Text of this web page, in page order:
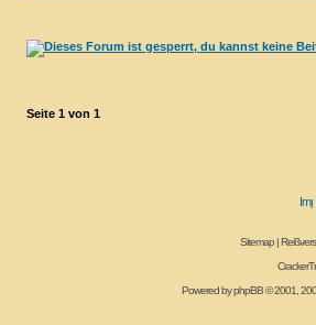
Seite 1 von 1
Sitemap|
Powered byphpBB© 2001,